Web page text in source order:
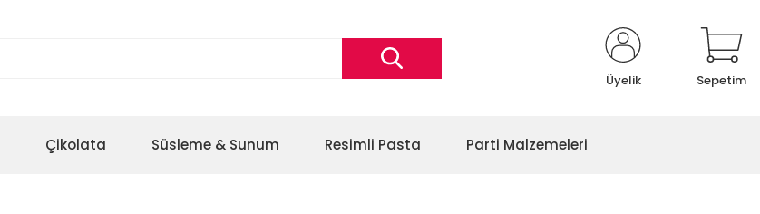
Üyelik Sepetim
Çikolata Süsleme & Sunum Resimli Pasta Parti Malzemeleri